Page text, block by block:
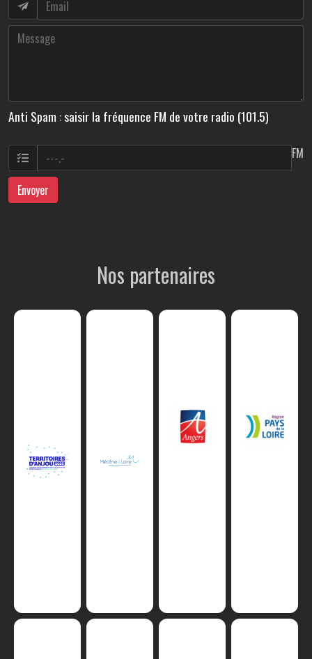
Anti Spam : saisir la fréquence FM de votre radio (101.5)
FM
Envoyer
Nos partenaires